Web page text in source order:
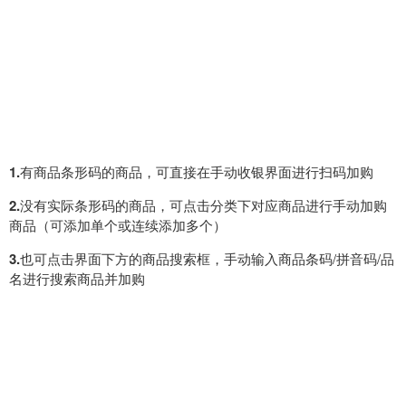
1.有商品条形码的商品，可直接在手动收银界面进行扫码加购
2.没有实际条形码的商品，可点击分类下对应商品进行手动加购
商品（可添加单个或连续添加多个）
3.也可点击界面下方的商品搜索框，手动输入商品条码/拼音码/品
名进行搜索商品并加购